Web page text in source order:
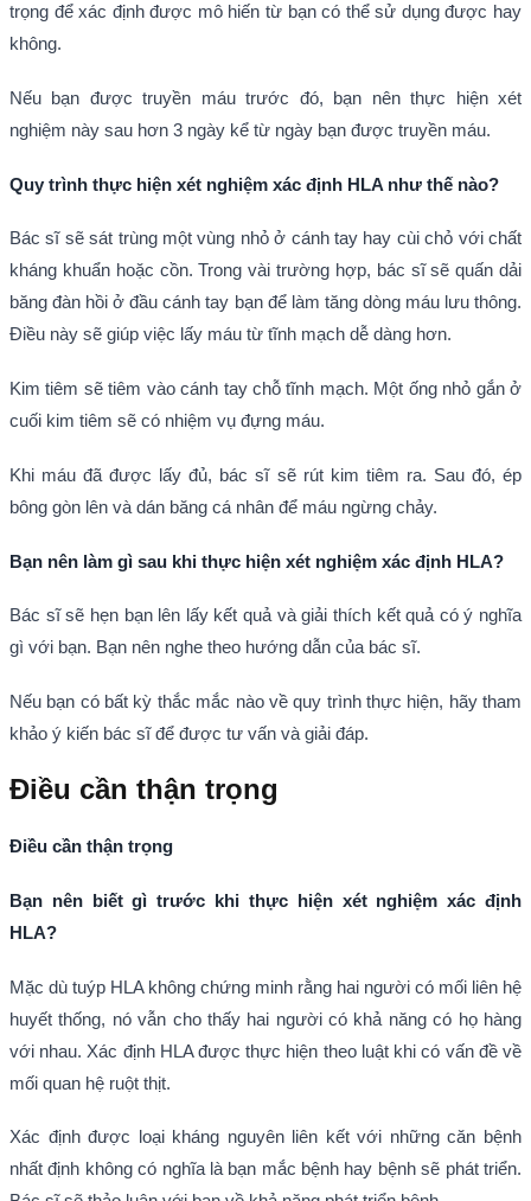
trọng để xác định được mô hiến từ bạn có thể sử dụng được hay
không.
Nếu bạn được truyền máu trước đó, bạn nên thực hiện xét
nghiệm này sau hơn 3 ngày kể từ ngày bạn được truyền máu.
Quy trình thực hiện xét nghiệm xác định HLA như thế nào?
Bác sĩ sẽ sát trùng một vùng nhỏ ở cánh tay hay cùi chỏ với chất
kháng khuẩn hoặc cồn. Trong vài trường hợp, bác sĩ sẽ quấn dải
băng đàn hồi ở đầu cánh tay bạn để làm tăng dòng máu lưu thông.
Điều này sẽ giúp việc lấy máu từ tĩnh mạch dễ dàng hơn.
Kim tiêm sẽ tiêm vào cánh tay chỗ tĩnh mạch. Một ống nhỏ gắn ở
cuối kim tiêm sẽ có nhiệm vụ đựng máu.
Khi máu đã được lấy đủ, bác sĩ sẽ rút kim tiêm ra. Sau đó, ép
bông gòn lên và dán băng cá nhân để máu ngừng chảy.
Bạn nên làm gì sau khi thực hiện xét nghiệm xác định HLA?
Bác sĩ sẽ hẹn bạn lên lấy kết quả và giải thích kết quả có ý nghĩa
gì với bạn. Bạn nên nghe theo hướng dẫn của bác sĩ.
Nếu bạn có bất kỳ thắc mắc nào về quy trình thực hiện, hãy tham
khảo ý kiến bác sĩ để được tư vấn và giải đáp.
Điều cần thận trọng
Điều cần thận trọng
Bạn nên biết gì trước khi thực hiện xét nghiệm xác định
HLA?
Mặc dù tuýp HLA không chứng minh rằng hai người có mối liên hệ
huyết thống, nó vẫn cho thấy hai người có khả năng có họ hàng
với nhau. Xác định HLA được thực hiện theo luật khi có vấn đề về
mối quan hệ ruột thịt.
Xác định được loại kháng nguyên liên kết với những căn bệnh
nhất định không có nghĩa là bạn mắc bệnh hay bệnh sẽ phát triển.